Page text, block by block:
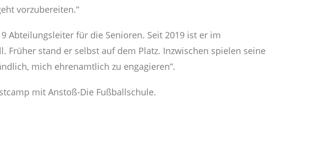
vorzubereiten.“
Abteilungsleiter für die Senioren. Seit 2019 ist er im
Früher stand er selbst auf dem Platz. Inzwischen spielen seine
mich ehrenamtlich zu engagieren“.
mit Anstoß-Die Fußballschule.